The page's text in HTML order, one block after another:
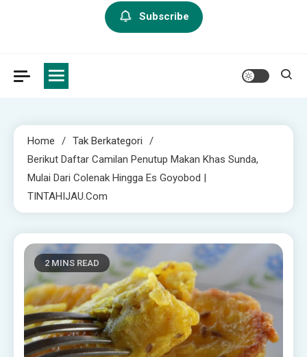
Subscribe
Home
Tak Berkategori
Berikut Daftar Camilan Penutup Makan Khas Sunda,
Mulai Dari Colenak Hingga Es Goyobod |
TINTAHIJAU.com
2 MINS READ